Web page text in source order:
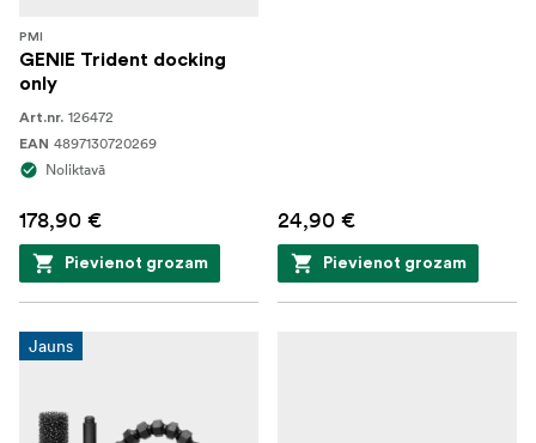
PMI
GENIE Trident docking
only
Art.nr. 126472
EAN 4897130720269
Noliktavā
178,90 €
Pievienot grozam
24,90 €
Pievienot grozam
Jauns